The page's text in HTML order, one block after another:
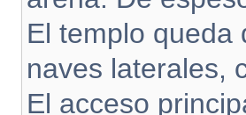
El templo queda
naves laterales,
El acceso